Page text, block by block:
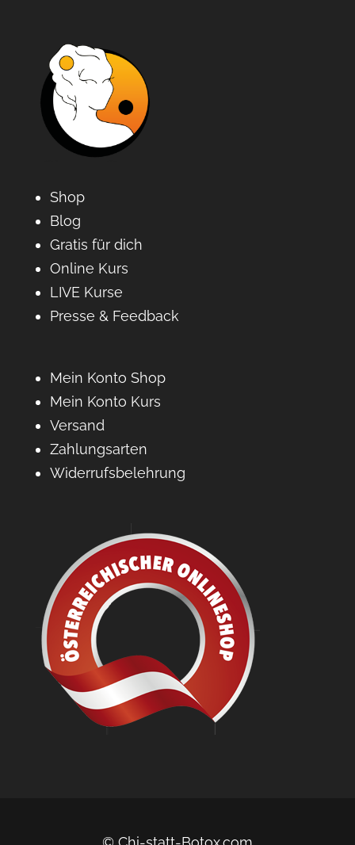
Shop
Blog
Gratis für dich
Online Kurs
LIVE Kurse
Presse & Feedback
Mein Konto Shop
Mein Konto Kurs
Versand
Zahlungsarten
Widerrufsbelehrung